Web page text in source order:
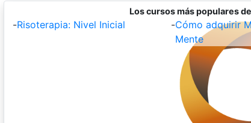
Los cursos más populares
-Risoterapia: Nivel Inicial -Cómo adquirir
Mente